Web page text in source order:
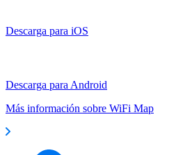
Descarga para iOS
Descarga para Android
Más información sobre WiFi Map